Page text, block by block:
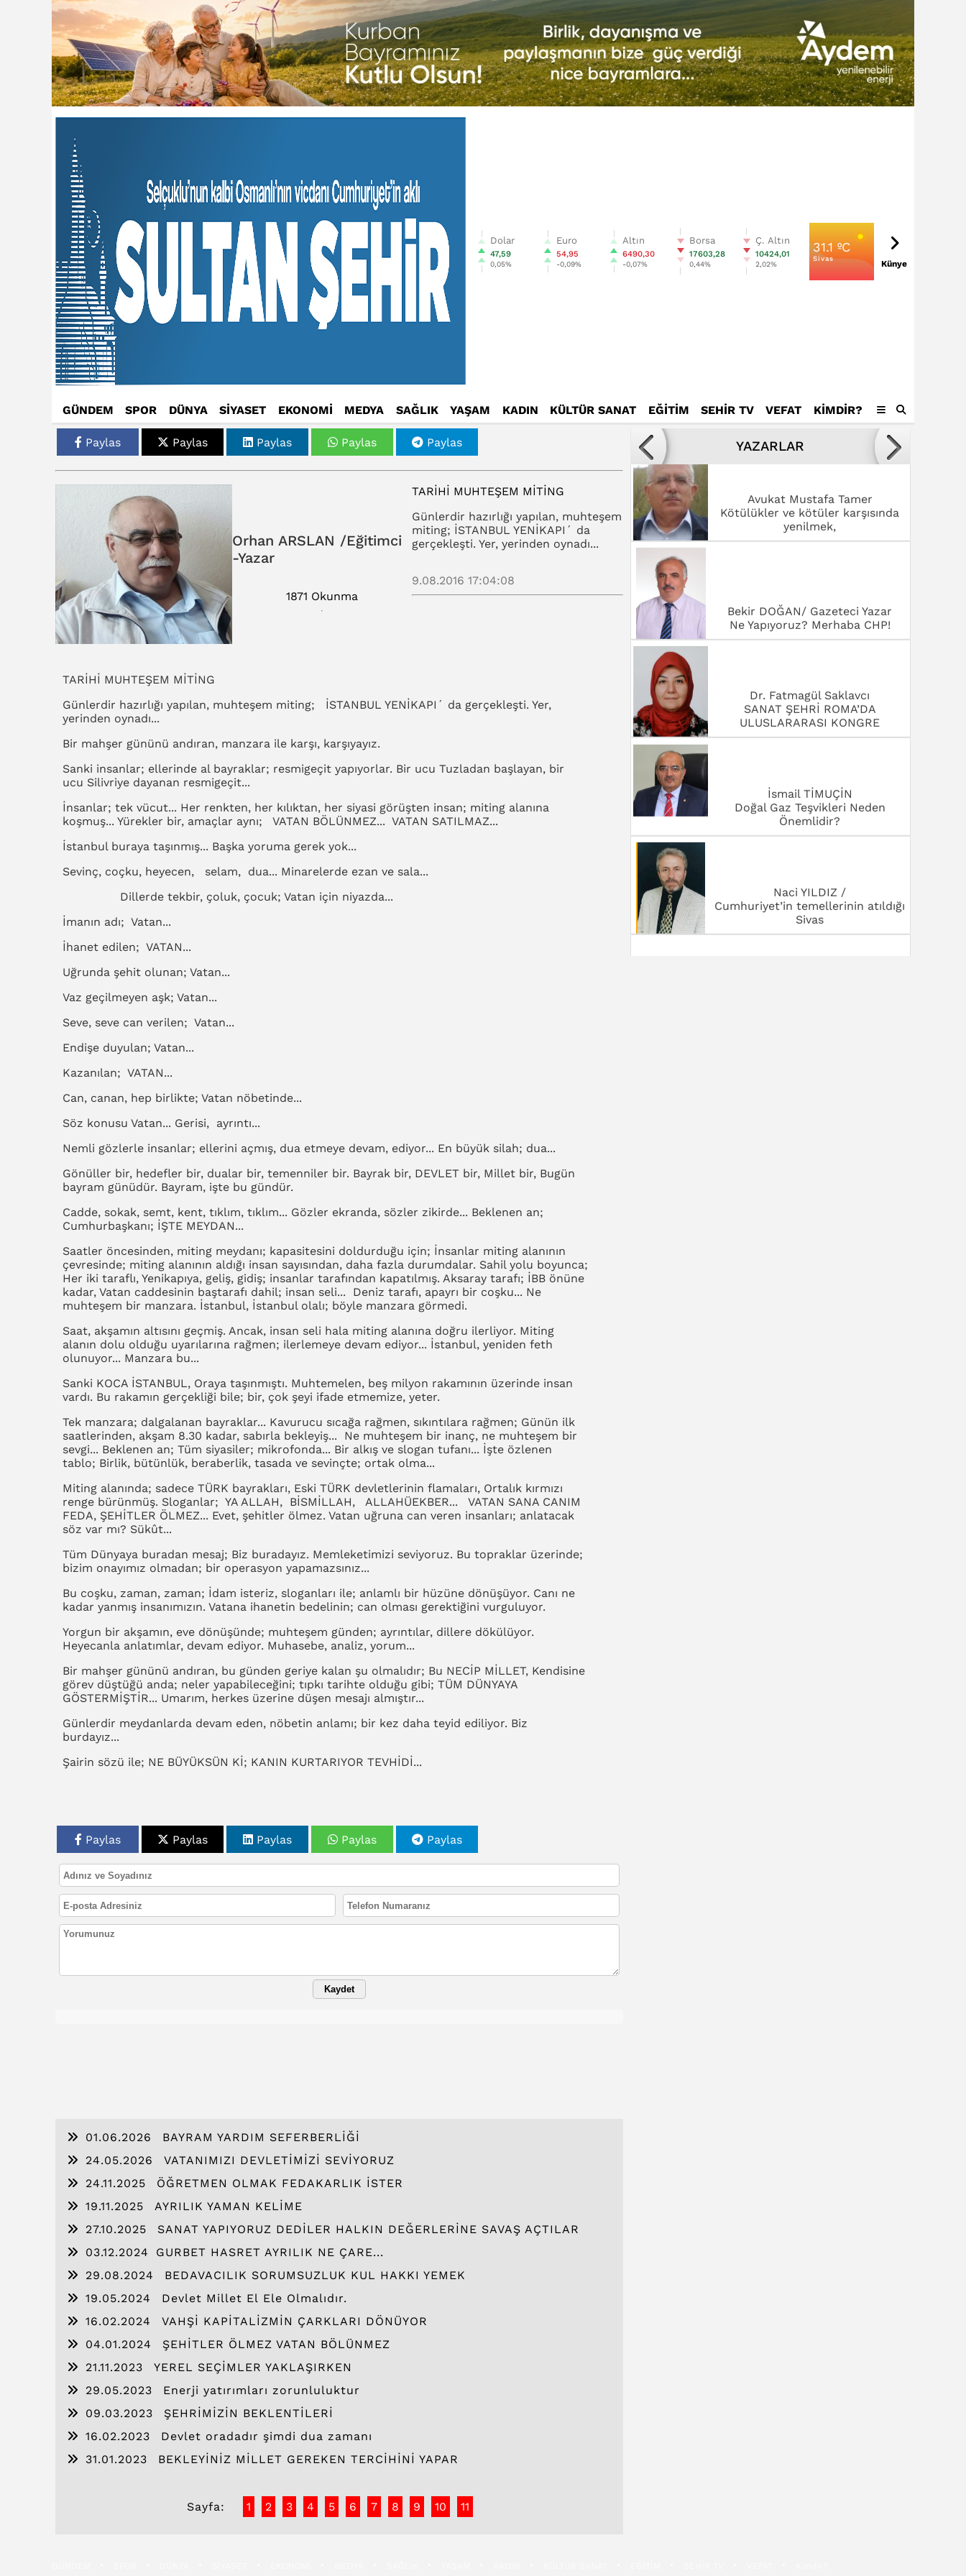
Dolar
47,59
0,05%
Euro
54,95
-0,09%
Altın
6490,30
-0,07%
Borsa
17603,28
0,44%
Ç. Altın
10424,01
2,02%
31.1 ºC
Sivas
Künye
GÜNDEM SPOR DÜNYA SİYASET EKONOMİ MEDYA SAĞLIK YAŞAM KADIN KÜLTÜR SANAT EĞİTİM SEHİR TV VEFAT KIMDIR?
Paylas Paylas Paylas Paylas Paylas
Orhan ARSLAN /Eğitimci
-Yazar
1871 Okunma
TARİHİ MUHTEŞEM MİTİNG
Günlerdir hazırlığı yapılan, muhteşem
miting; İSTANBUL YENİKAPI´ da
gerçekleşti. Yer, yerinden oynadı...
9.08.2016 17:04:08
TARİHİ MUHTEŞEM MİTİNG
Günlerdir hazırlığı yapılan, muhteşem miting; İSTANBUL YENİKAPI´ da gerçekleşti. Yer,
yerinden oynadı...
Bir mahşer gününü andıran, manzara ile karşı, karşıyayız.
Sanki insanlar; ellerinde al bayraklar; resmigeçit yapıyorlar. Bir ucu Tuzladan başlayan, bir
ucu Silivriye dayanan resmigeçit...
İnsanlar; tek vücut... Her renkten, her kılıktan, her siyasi görüşten insan; miting alanına
koşmuş... Yürekler bir, amaçlar aynı; VATAN BÖLÜNMEZ... VATAN SATILMAZ...
İstanbul buraya taşınmış... Başka yoruma gerek yok...
Sevinç, coçku, heyecen, selam, dua... Minarelerde ezan ve sala...
Dillerde tekbir, çoluk, çocuk; Vatan için niyazda...
İmanın adı; Vatan...
İhanet edilen; VATAN...
Uğrunda şehit olunan; Vatan...
Vaz geçilmeyen aşk; Vatan...
Seve, seve can verilen; Vatan...
Endişe duyulan; Vatan...
Kazanılan; VATAN...
Can, canan, hep birlikte; Vatan nöbetinde...
Söz konusu Vatan... Gerisi, ayrıntı...
Nemli gözlerle insanlar; ellerini açmış, dua etmeye devam, ediyor... En büyük silah; dua...
Gönüller bir, hedefler bir, dualar bir, temenniler bir. Bayrak bir, DEVLET bir, Millet bir, Bugün
bayram günüdür. Bayram, işte bu gündür.
Cadde, sokak, semt, kent, tıklım, tıklım... Gözler ekranda, sözler zikirde... Beklenen an;
Cumhurbaşkanı; İŞTE MEYDAN...
Saatler öncesinden, miting meydanı; kapasitesini doldurduğu için; İnsanlar miting alanının
çevresinde; miting alanının aldığı insan sayısından, daha fazla durumdalar. Sahil yolu boyunca;
Her iki taraflı, Yenikapıya, geliş, gidiş; insanlar tarafından kapatılmış. Aksaray tarafı; İBB önüne
kadar, Vatan caddesinin baştarafı dahil; insan seli... Deniz tarafı, apayrı bir coşku... Ne
muhteşem bir manzara. İstanbul, İstanbul olalı; böyle manzara görmedi.
Saat, akşamın altısını geçmiş. Ancak, insan seli hala miting alanına doğru ilerliyor. Miting
alanın dolu olduğu uyarılarına rağmen; ilerlemeye devam ediyor... İstanbul, yeniden feth
olunuyor... Manzara bu...
Sanki KOCA İSTANBUL, Oraya taşınmıştı. Muhtemelen, beş milyon rakamının üzerinde insan
vardı. Bu rakamın gerçekliği bile; bir, çok şeyi ifade etmemize, yeter.
Tek manzara; dalgalanan bayraklar... Kavurucu sıcağa rağmen, sıkıntılara rağmen; Günün ilk
saatlerinden, akşam 8.30 kadar, sabırla bekleyiş... Ne muhteşem bir inanç, ne muhteşem bir
sevgi... Beklenen an; Tüm siyasiler; mikrofonda... Bir alkış ve slogan tufanı... İşte özlenen
tablo; Birlik, bütünlük, beraberlik, tasada ve sevinçte; ortak olma...
Miting alanında; sadece TÜRK bayrakları, Eski TÜRK devletlerinin flamaları, Ortalık kırmızı
renge bürünmüş. Sloganlar; YA ALLAH, BİSMİLLAH, ALLAHÜEKBER... VATAN SANA CANIM
FEDA, ŞEHİTLER ÖLMEZ... Evet, şehitler ölmez. Vatan uğruna can veren insanları; anlatacak
söz var mı? Sükût...
Tüm Dünyaya buradan mesaj; Biz buradayız. Memleketimizi seviyoruz. Bu topraklar üzerinde;
bizim onayımız olmadan; bir operasyon yapamazsınız...
Bu coşku, zaman, zaman; İdam isteriz, sloganları ile; anlamlı bir hüzüne dönüşüyor. Canı ne
kadar yanmış insanımızın. Vatana ihanetin bedelinin; can olması gerektiğini vurguluyor.
Yorgun bir akşamın, eve dönüşünde; muhteşem günden; ayrıntılar, dillere dökülüyor.
Heyecanla anlatımlar, devam ediyor. Muhasebe, analiz, yorum...
Bir mahşer gününü andıran, bu günden geriye kalan şu olmalıdır; Bu NECİP MİLLET, Kendisine
görev düştüğü anda; neler yapabileceğini; tıpkı tarihte olduğu gibi; TÜM DÜNYAYA
GÖSTERMİŞTİR... Umarım, herkes üzerine düşen mesajı almıştır...
Günlerdir meydanlarda devam eden, nöbetin anlamı; bir kez daha teyid ediliyor. Biz
burdayız...
Şairin sözü ile; NE BÜYÜKSÜN Kİ; KANIN KURTARIYOR TEVHİDİ...
Paylas Paylas Paylas Paylas Paylas
Kaydet
01.06.2026
BAYRAM YARDIM SEFERBERLİĞİ
24.05.2026
VATANIMIZI DEVLETİMİZİ SEVİYORUZ
24.11.2025
ÖĞRETMEN OLMAK FEDAKARLIK İSTER
19.11.2025
AYRILIK YAMAN KELİME
27.10.2025
SANAT YAPIYORUZ DEDİLER HALKIN DEĞERLERİNE SAVAŞ AÇTILAR
03.12.2024
​GURBET HASRET AYRILIK NE ÇARE...
29.08.2024
BEDAVACILIK SORUMSUZLUK KUL HAKKI YEMEK
19.05.2024
Devlet Millet El Ele Olmalıdır.
16.02.2024
VAHŞİ KAPİTALİZMİN ÇARKLARI DÖNÜYOR
04.01.2024
ŞEHİTLER ÖLMEZ VATAN BÖLÜNMEZ
21.11.2023
YEREL SEÇİMLER YAKLAŞIRKEN
29.05.2023
Enerji yatırımları zorunluluktur
09.03.2023
ŞEHRİMİZİN BEKLENTİLERİ
16.02.2023
Devlet oradadır şimdi dua zamanı
31.01.2023
BEKLEYİNİZ MİLLET GEREKEN TERCİHİNİ YAPAR
Sayfa: 1 2 3 4 5 6 7 8 9 10 11
YAZARLAR
Avukat Mustafa Tamer
Kötülükler ve kötüler karşısında
yenilmek,
Bekir DOĞAN/ Gazeteci Yazar
Dr. Fatmagül Saklavcı
SANAT ŞEHRİ ROMA’DA
İsmail TİMUÇİN
Doğal Gaz Teşvikleri Neden
Naci YILDIZ /
Cumhuriyet’in temellerinin atıldığı
Orhan ARSLAN /Eğitimci -Yazar